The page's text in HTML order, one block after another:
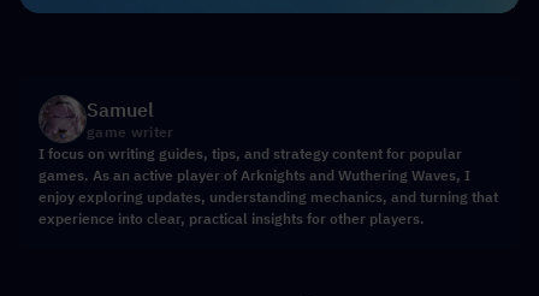
Samuel
game writer
I focus on writing guides, tips, and strategy content for popular
games. As an active player of Arknights and Wuthering Waves, I
enjoy exploring updates, understanding mechanics, and turning that
experience into clear, practical insights for other players.